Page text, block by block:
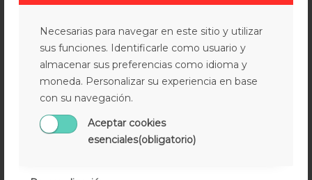
Necesarias para navegar en este sitio y utilizar
sus funciones. Identificarle como usuario y
almacenar sus preferencias como idioma y
moneda. Personalizar su experiencia en base
con su navegación.
Aceptar cookies
esenciales(obligatorio)
Cerradura automática RC3
motorizada 836
La cerradura automática 835 destaca por